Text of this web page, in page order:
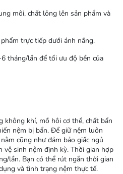
môi, chất lỏng lên sản phẩm và
trực tiếp dưới ánh nắng.
tháng/lần để tối ưu độ bền của
không khí, mồ hôi cơ thể, chất bẩn
nệm bị bẩn. Để giữ nệm luôn
cũng như đảm bảo giấc ngủ
vệ sinh nệm định kỳ. Thời gian hợp
lần. Bạn có thể rút ngắn thời gian
và tình trạng nệm thực tế.